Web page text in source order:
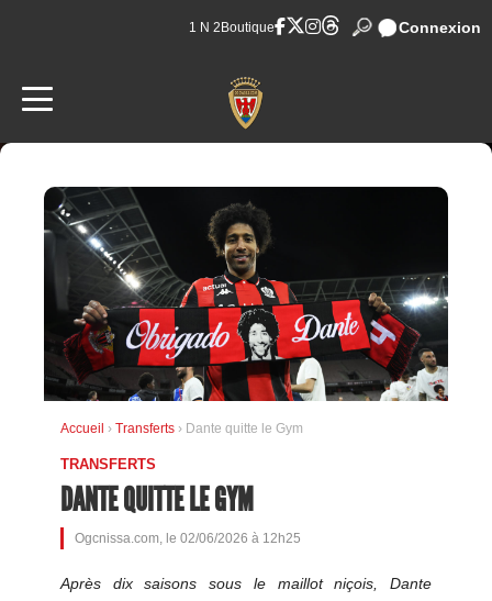
1 N 2 Boutique Connexion
Accueil › Transferts › Dante quitte le Gym
TRANSFERTS
DANTE QUITTE LE GYM
Ogcnissa.com, le 02/06/2026 à 12h25
Après dix saisons sous le maillot niçois, Dante